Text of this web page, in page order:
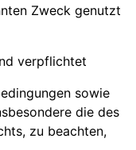
Zweck genutzt
verpflichtet
sowie
die des
zu beachten,